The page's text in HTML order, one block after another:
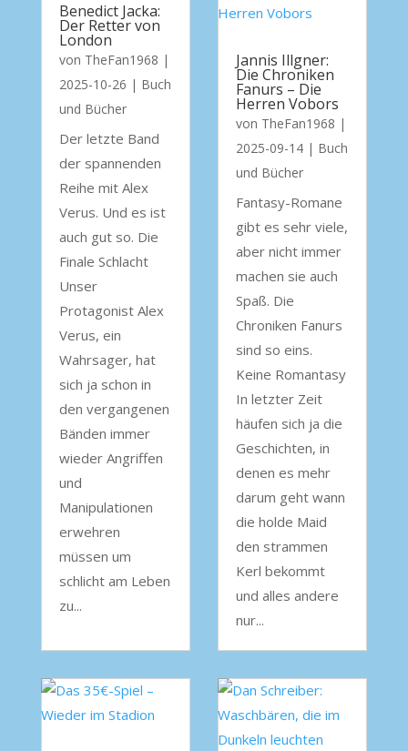
Benedict Jacka:
Der Retter von
London
von TheFan1968 |
2025-10-26 | Buch
und Bücher
Der letzte Band
der spannenden
Reihe mit Alex
Verus. Und es ist
auch gut so. Die
Finale Schlacht
Unser
Protagonist Alex
Verus, ein
Wahrsager, hat
sich ja schon in
den vergangenen
Bänden immer
wieder Angriffen
und
Manipulationen
erwehren
müssen um
schlicht am Leben
zu...
Jannis Illgner:
Die Chroniken
Fanurs – Die
Herren Vobors
von TheFan1968 |
2025-09-14| Buch
und Bücher
Fantasy-Romane
gibt es sehr viele,
aber nicht immer
machen sie auch
Spaß. Die
Chroniken Fanurs
sind so eins.
Keine Romantasy
In letzter Zeit
häufen sich ja die
Geschichten, in
denen es mehr
darum geht wann
die holde Maid
den strammen
Kerl bekommt
und alles andere
nur...